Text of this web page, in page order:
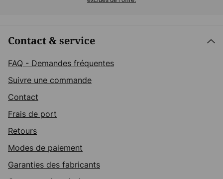
Contact & service
FAQ - Demandes fréquentes
Suivre une commande
Contact
Frais de port
Retours
Modes de paiement
Garanties des fabricants